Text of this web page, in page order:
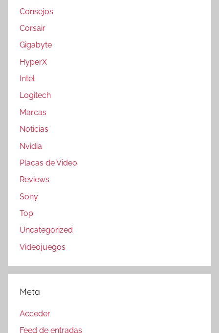
Consejos
Corsair
Gigabyte
HyperX
Intel
Logitech
Marcas
Noticias
Nvidia
Placas de Video
Reviews
Sony
Top
Uncategorized
Videojuegos
Meta
Acceder
Feed de entradas